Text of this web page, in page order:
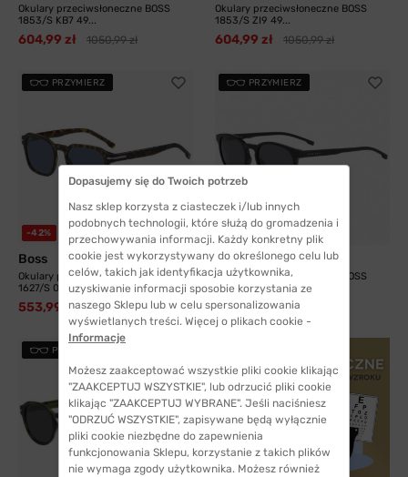
Okulary przeciwsłoneczne BOSS
1853/S KB7 49...
604,99 zł 1050,99 zł
Okulary przeciwsłoneczne BOSS
1853/S ZI9 49...
604,99 zł 1050,99 zł
PRZYMIERZ
-42% 2 kolory
Boss
Okulary przeciwsłoneczne BOSS
1627/S 086 51...
553,99 zł 960,99 zł
PRZYMIERZ
Boss
Okulary przeciwsłoneczne BOSS
0922 807 51 IR
582,99 zł
PRZYMIERZ
Dopasujemy się do Twoich potrzeb
Nasz sklep korzysta z ciasteczek i/lub innych
podobnych technologii, które służą do gromadzenia i
przechowywania informacji. Każdy konkretny plik
cookie jest wykorzystywany do określonego celu lub
celów, takich jak identyfikacja użytkownika,
uzyskiwanie informacji sposobie korzystania ze
naszego Sklepu lub w celu spersonalizowania
wyświetlanych treści. Więcej o plikach cookie -
Informacje
Możesz zaakceptować wszystkie pliki cookie klikając
"ZAAKCEPTUJ WSZYSTKIE", lub odrzucić pliki cookie
klikając "ZAAKCEPTUJ WYBRANE". Jeśli naciśniesz
"ODRZUĆ WSZYSTKIE", zapisywane będą wyłącznie
pliki cookie niezbędne do zapewnienia
funkcjonowania Sklepu, korzystanie z takich plików
nie wymaga zgody użytkownika. Możesz również